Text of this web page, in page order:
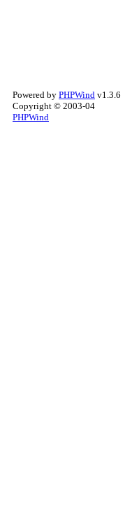
Powered by PHPWind v1.3.6
Copyright © 2003-04
PHPWind